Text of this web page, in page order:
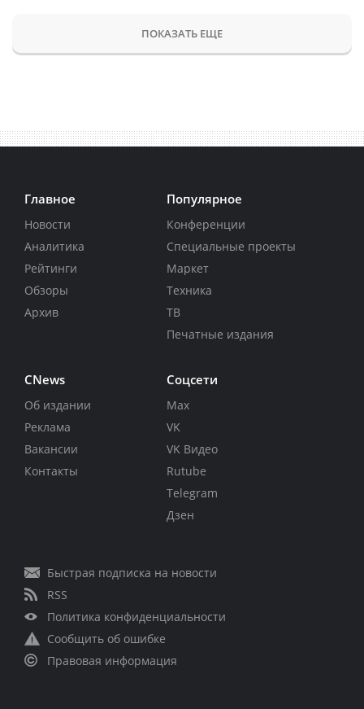
ПОКАЗАТЬ ЕЩЕ
Главное
Новости
Аналитика
Рейтинги
Обзоры
Архив
Популярное
Конференции
Специальные проекты
Маркет
Техника
ТВ
Печатные издания
CNews
Об издании
Реклама
Вакансии
Контакты
Соцсети
Max
VK
VK Видео
Rutube
Telegram
Дзен
Быстрая подписка на новости
RSS
Политика конфиденциальности
Сообщить об ошибке
Правовая информация